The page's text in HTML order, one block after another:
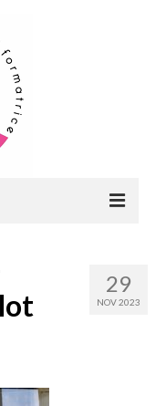
29
NOV 2023